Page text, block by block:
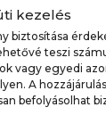
kezelés
biztosítása
teszi
vagy egyedi
A
befolyásolhat